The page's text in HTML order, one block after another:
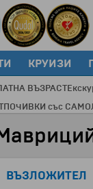
КРУИЗИ
ВЪЗРАСТ
ПОЧИВКИ със
ВЪЗЛОЖИТЕЛ